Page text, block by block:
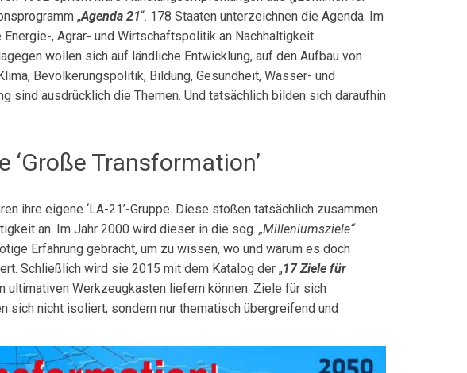
„Agenda 21“. 178 Staaten unterzeichnen die Agenda. Im
, Agrar- und Wirtschaftspolitik an Nachhaltigkeit
wollen sich auf ländliche Entwicklung, auf den Aufbau von
Bevölkerungspo­litik, Bildung, Gesundheit, Wasser- und
sind ausdrücklich die Themen. Und tatsächlich bilden sich daraufhin
Transformation’
ihre eigene ‘LA-21’-Gruppe. Diese stoßen tatsächlich zusammen
an. Im Jahr 2000 wird dieser in die sog. „Milleniums­ziele“
Erfahrung gebracht, um zu wissen, wo und warum es doch
Schließ­lich wird sie 2015 mit dem Katalog der „17 Ziele für
ultimativen Werk­zeug­kasten liefern können. Ziele für sich
sich nicht isoliert, sondern nur thematisch übergreifend und